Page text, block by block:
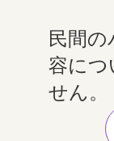
民間
容に
せん。